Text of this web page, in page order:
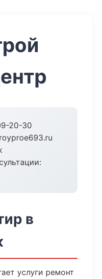
20-30
в
услуги ремонт